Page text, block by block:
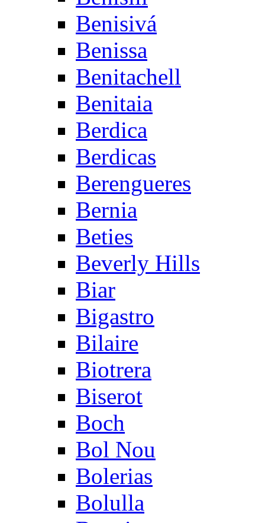
Benisivá
Benissa
Benitachell
Benitaia
Berdica
Berdicas
Berengueres
Bernia
Beties
Beverly Hills
Biar
Bigastro
Bilaire
Biotrera
Biserot
Boch
Bol Nou
Bolerias
Bolulla